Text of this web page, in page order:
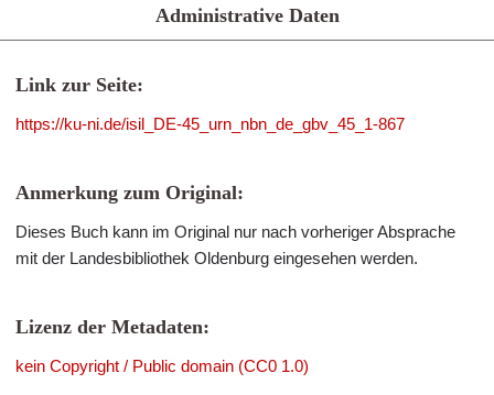
Administrative Daten
Link zur Seite:
https://ku-ni.de/isil_DE-45_urn_nbn_de_gbv_45_1-867
Anmerkung zum Original:
Dieses Buch kann im Original nur nach vorheriger Absprache
mit der Landesbibliothek Oldenburg eingesehen werden.
Lizenz der Metadaten:
kein Copyright / Public domain (CC0 1.0)